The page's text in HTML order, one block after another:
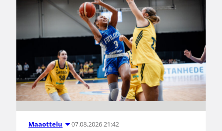
Maaottelu 07.08.2026 21:42